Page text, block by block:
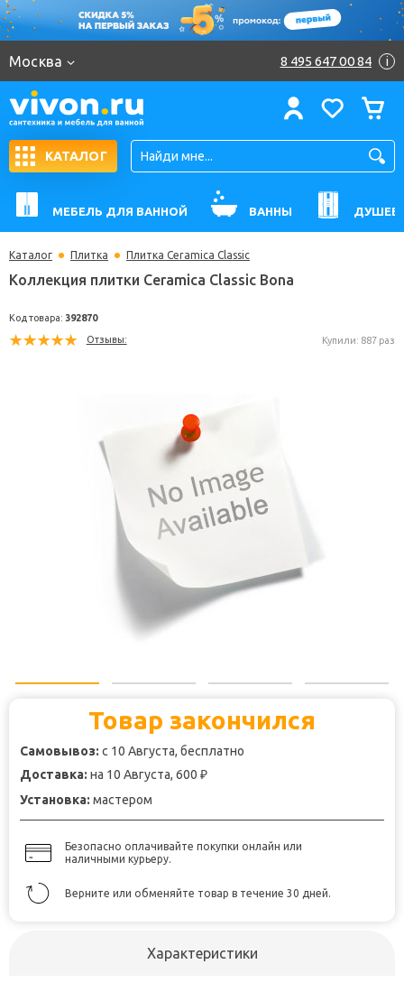
Москва 8 495 647 00 84 i
КАТАЛОГ
МЕБЕЛЬ ДЛЯ ВАННОЙ ВАННЫ
Каталог Плитка Плитка Ceramica Classic
Коллекция плитки Ceramica Classic Bona
Товар закончился
Самовывоз: с 10 Августа, бесплатно
Доставка: на 10 Августа, 600 ₽
Установка: мастером
Безопасно оплачивайте покупки онлайн или
наличными курьеру.
Верните или обменяйте товар в течение 30 дней.
Характеристики